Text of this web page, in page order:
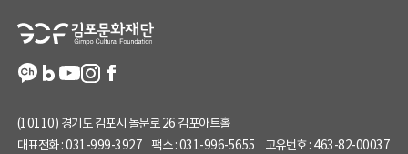
(10110) 경기도 김포시 돌문로 26 김포아트홀
대표전화 :031-999-3927 팩스 :031-996-5655 고유번호 : 463-82-00037